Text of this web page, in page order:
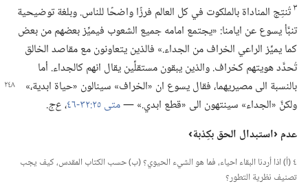
٣تُنتِج المناداة بالملكوت في كل العالم فرزًا واضحًا للناس.‏ وبلغة توضيحية
تنبَّأ يسوع عن ايامنا:‏ «يجتمع امامه جميع الشعوب فيميِّز بعضهم من بعض
كما يميِّز الراعي الخراف من الجداء.‏» فالذين يتعاونون مع مقاصد الخالق
تُحدَّد هويتهم كخراف.‏ والذين يبقون مستقلِّين يقال انهم كالجداء.‏ أما
بالنسبة الى مصيريهما،‏ فقال يسوع ان «الخراف» سينالون «حياة ابدية،‏»
ولكنَّ «الجداء» سينتهون الى «قطع ابدي.‏» —‏متى ٢٥:‏​٣٢-‏٤٦ ‏،‏ع‌ج‏.‏
عدم ‹استبدال الحق بكِذبة›‏
٤ (‏أ)‏ اذا أردنا البقاء احياء،‏ فما هو الشيء الحيوي؟‏ (‏ب)‏ حسب الكتاب المقدس،‏ كيف يجب
تصنيف نظرية التطور؟‏